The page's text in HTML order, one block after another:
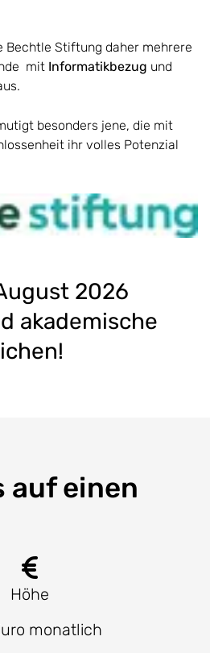
Bechtle Stiftung daher mehrere
mit Informatikbezug und
besonders jene, die mit
ihr volles Potenzial
2026
akademische
auf einen
Höhe
monatlich